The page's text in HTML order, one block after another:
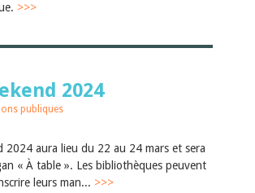
>>>
2024
publiques
2024 aura lieu du 22 au 24 mars et sera
« À table ». Les bibliothèques peuvent
leurs man... >>>